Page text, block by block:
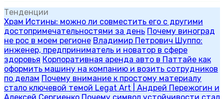
Тенденции
Храм Истины: можно ли совместить его с другими
достопримечательностями за день Почему виноград
не рос в моем регионе Владимир Петрович Шуппо:
инженер, предприниматель и новатор в сфере
здоровья Корпоративная аренда авто в Паттайе как
оформить машину на компанию и возить сотрудников
по делам Почему внимание к простому материалу
стало ключевой темой Legat Art | Андрей Пережогин и